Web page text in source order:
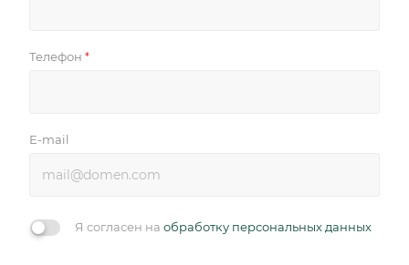
Телефон *
E-mail
Я согласен на обработку персональных данных